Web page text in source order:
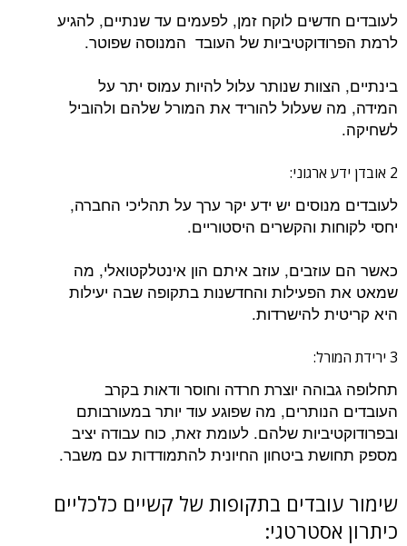
לעובדים חדשים לוקח זמן, לפעמים עד שנתיים, להגיע
לרמת הפרודוקטיביות של העובד המנוסה שפוטר.
בינתיים, הצוות שנותר עלול להיות עמוס יתר על
המידה, מה שעלול להוריד את המורל שלהם ולהוביל
לשחיקה.
2 אובדן ידע ארגוני:
לעובדים מנוסים יש ידע יקר ערך על תהליכי החברה,
יחסי לקוחות והקשרים היסטוריים.
כאשר הם עוזבים, עוזב איתם הון אינטלקטואלי, מה
שמאט את הפעילות והחדשנות בתקופה שבה יעילות
היא קריטית להישרדות.
3 ירידת המורל:
תחלופה גבוהה יוצרת חרדה וחוסר ודאות בקרב
העובדים הנותרים, מה שפוגע עוד יותר במעורבותם
ובפרודוקטיביות שלהם. לעומת זאת, כוח עבודה יציב
מספק תחושת ביטחון החיונית להתמודדות עם משבר.
שימור עובדים בתקופות של קשיים כלכליים
כיתרון אסטרטגי: